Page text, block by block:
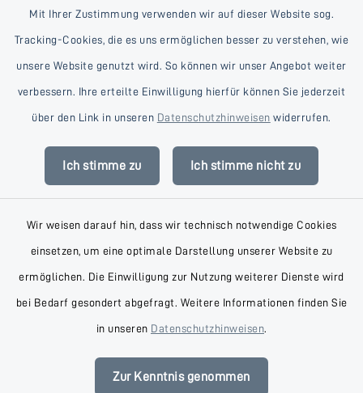
Mit Ihrer Zustimmung verwenden wir auf dieser Website sog.
Tracking-Cookies, die es uns ermöglichen besser zu verstehen, wie
unsere Website genutzt wird. So können wir unser Angebot weiter
verbessern. Ihre erteilte Einwilligung hierfür können Sie jederzeit
über den Link in unseren Datenschutzhinweisen widerrufen.
Ich stimme zu Ich stimme nicht zu
Wir weisen darauf hin, dass wir technisch notwendige Cookies
einsetzen, um eine optimale Darstellung unserer Website zu
ermöglichen. Die Einwilligung zur Nutzung weiterer Dienste wird
bei Bedarf gesondert abgefragt. Weitere Informationen finden Sie
in unseren Datenschutzhinweisen.
Zur Kenntnis genommen
Kontakt
Datenschutz
Impressum
Sitemap